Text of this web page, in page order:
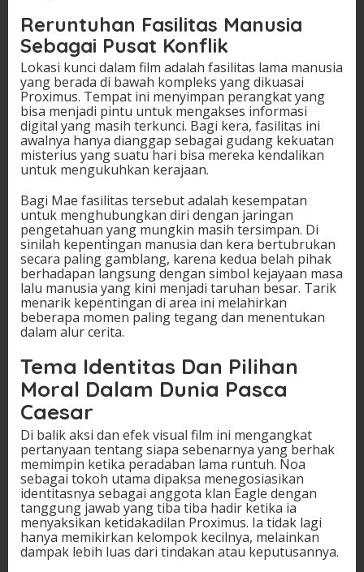
Reruntuhan Fasilitas Manusia
Sebagai Pusat Konflik
Lokasi kunci dalam film adalah fasilitas lama manusia
yang berada di bawah kompleks yang dikuasai
Proximus. Tempat ini menyimpan perangkat yang
bisa menjadi pintu untuk mengakses informasi
digital yang masih terkunci. Bagi kera, fasilitas ini
awalnya hanya dianggap sebagai gudang kekuatan
misterius yang suatu hari bisa mereka kendalikan
untuk mengukuhkan kerajaan.
Bagi Mae fasilitas tersebut adalah kesempatan
untuk menghubungkan diri dengan jaringan
pengetahuan yang mungkin masih tersimpan. Di
sinilah kepentingan manusia dan kera bertubrukan
secara paling gamblang, karena kedua belah pihak
berhadapan langsung dengan simbol kejayaan masa
lalu manusia yang kini menjadi taruhan besar. Tarik
menarik kepentingan di area ini melahirkan
beberapa momen paling tegang dan menentukan
dalam alur cerita.
Tema Identitas Dan Pilihan
Moral Dalam Dunia Pasca
Caesar
Di balik aksi dan efek visual film ini mengangkat
pertanyaan tentang siapa sebenarnya yang berhak
memimpin ketika peradaban lama runtuh. Noa
sebagai tokoh utama dipaksa menegosiasikan
identitasnya sebagai anggota klan Eagle dengan
tanggung jawab yang tiba tiba hadir ketika ia
menyaksikan ketidakadilan Proximus. Ia tidak lagi
hanya memikirkan kelompok kecilnya, melainkan
dampak lebih luas dari tindakan atau keputusannya.